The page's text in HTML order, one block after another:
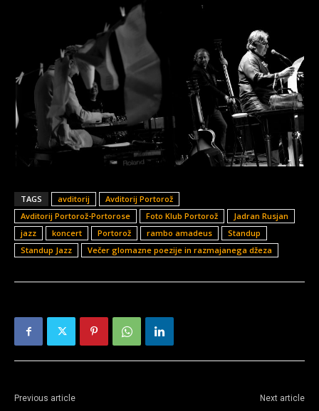
TAGS avditorij
Avditorij Portorož
Avditorij Portorož-Portorose
Foto Klub Portorož
Jadran Rusjan
jazz
koncert Portorož rambo amadeus
Standup
Standup Jazz
Večer glomazne poezije in razmajanega džeza
Previous article Next article